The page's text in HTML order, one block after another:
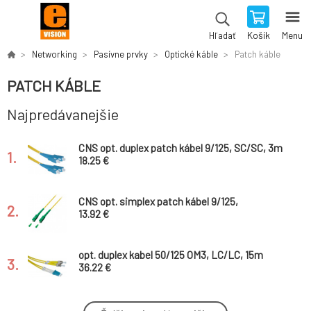
Hľadať Košík Menu
Networking Pasívne prvky Optické káble Patch káble
PATCH KÁBLE
Najpredávanejšie
1.
CNS opt. duplex patch kábel 9/125, SC/SC, 3m
18.25 €
2.
CNS opt. simplex patch kábel 9/125,
SC(APC)/SC(APC), OS2, pre Orange a Magio,
13.92 €
3.
opt. duplex kabel 50/125 OM3, LC/LC, 15m
36.22 €
opt. duplex kabel 50/125 OM3, LC/SC, 2m